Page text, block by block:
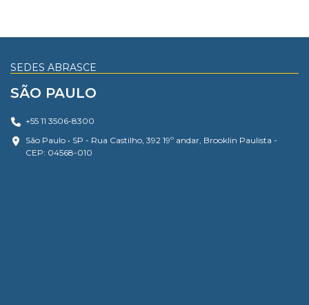
SEDES ABRASCE
SÃO PAULO
+55 11 3506-8300
São Paulo • SP - Rua Castilho, 392 19º andar, Brooklin Paulista -
CEP: 04568-010